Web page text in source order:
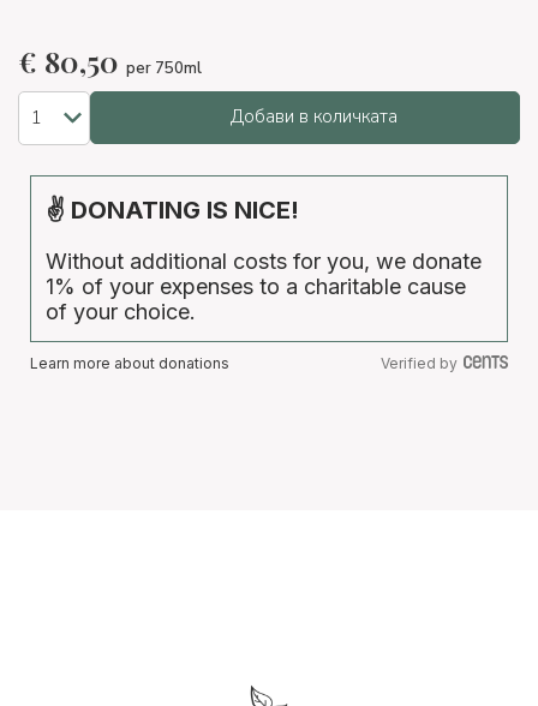
€ 80,50 per 750ml
Добави в количката
✌ DONATING IS NICE!
Without additional costs for you, we donate
1% of your expenses to a charitable cause
of your choice.
Learn more about donations Verified by